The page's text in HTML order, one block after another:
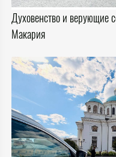
Духовенство и верующие
Макария